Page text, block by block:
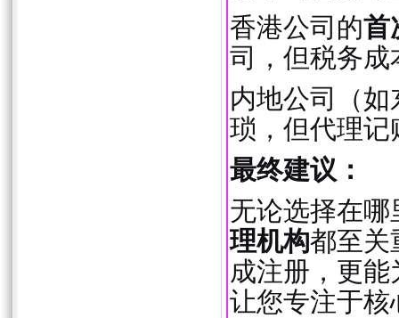
香港公司的首
司，但税务
内地公司（
琐，但代理
最终建议：
无论选择在
理机构都至关
成注册，更
让您专注于